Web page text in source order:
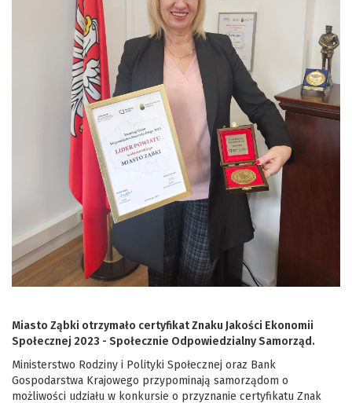
Miasto Ząbki otrzymało certyfikat Znaku Jakości Ekonomii
Społecznej 2023 - Społecznie Odpowiedzialny Samorząd.
Ministerstwo Rodziny i Polityki Społecznej oraz Bank
Gospodarstwa Krajowego przypominają samorządom o
możliwości udziału w konkursie o przyznanie certyfikatu Znak